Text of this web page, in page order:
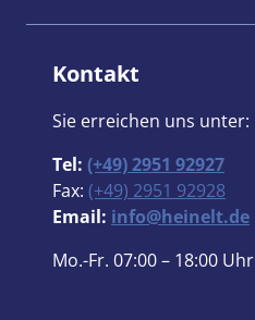
Kontakt
Sie erreichen uns unter:
Tel: (+49) 2951 92927
Fax: (+49) 2951 92928
Email: info@heinelt.de
Mo.-Fr. 07:00 – 18:00 Uhr